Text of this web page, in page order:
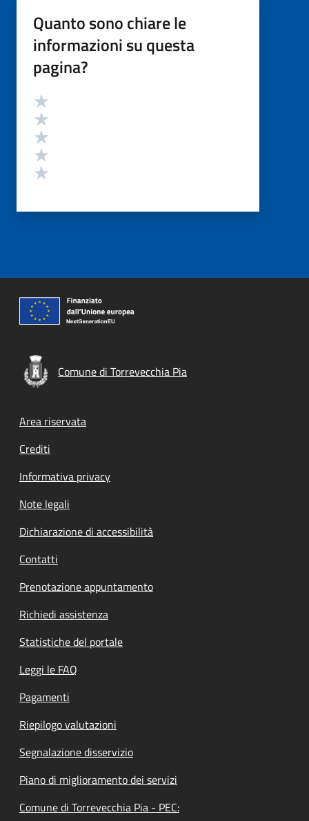
Quanto sono chiare le
informazioni su questa
pagina?
Valutazione
Comune di Torrevecchia Pia
Footer menu
Area riservata
Crediti
Informativa privacy
Note legali
Dichiarazione di accessibilità
Contatti
Prenotazione appuntamento
Richiedi assistenza
Statistiche del portale
Leggi le FAQ
Pagamenti
Riepilogo valutazioni
Segnalazione disservizio
Piano di miglioramento dei servizi
Comune di Torrevecchia Pia - PEC: